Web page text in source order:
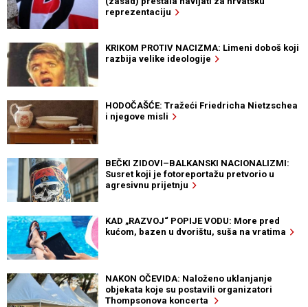
reprezentaciju
KRIKOM PROTIV NACIZMA: Limeni doboš koji
razbija velike ideologije
HODOČAŠĆE: Tražeći Friedricha Nietzschea
i njegove misli
BEČKI ZIDOVI–BALKANSKI NACIONALIZMI:
Susret koji je fotoreportažu pretvorio u
agresivnu prijetnju
KAD „RAZVOJ“ POPIJE VODU: More pred
kućom, bazen u dvorištu, suša na vratima
NAKON OČEVIDA: Naloženo uklanjanje
objekata koje su postavili organizatori
Thompsonova koncerta